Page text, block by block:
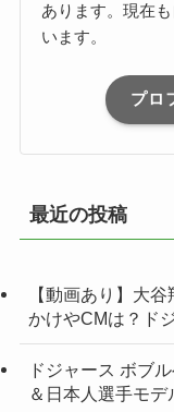
あります。現在
います。
プロ
最近の投稿
【動画あり】大
かけやCMは？ド
ドジャース ボブ
＆日本人選手モデ